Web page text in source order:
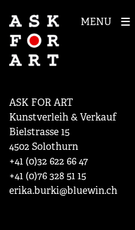
MENU
ASK FOR ART
Kunstverleih & Verkauf
Bielstrasse 15
4502 Solothurn
+41 (0)32 622 66 47
+41 (0)76 328 51 15
erika.burki@bluewin.ch